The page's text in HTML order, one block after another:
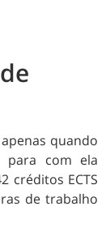
quando
para com ela
créditos ECTS
de trabalho